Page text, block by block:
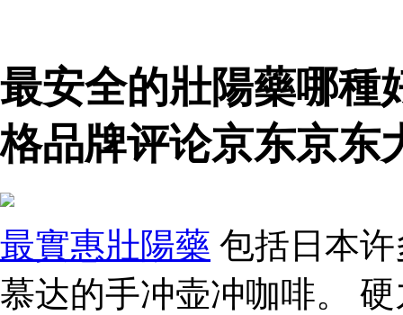
最安全的壯陽藥哪種
格品牌评论京东京东
最實惠壯陽藥 包括日本
慕达的手冲壶冲咖啡。